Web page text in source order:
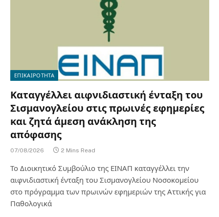
ΕΠΙΚΑΙΡΟΤΗΤΑ
Καταγγέλλει αιφνιδιαστική ένταξη του
Σισμανογλείου στις πρωινές εφημερίες
και ζητά άμεση ανάκληση της
απόφασης
07/08/2026 2 Mins Read
Το Διοικητικό Συμβούλιο της ΕΙΝΑΠ καταγγέλλει την
αιφνιδιαστική ένταξη του Σισμανογλείου Νοσοκομείου
στο πρόγραμμα των πρωινών εφημεριών της Αττικής για
Παθολογικά